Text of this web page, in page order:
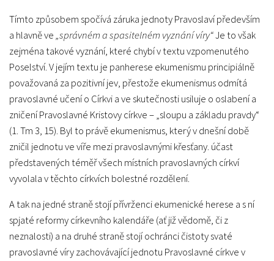
Tímto způsobem spočívá záruka jednoty Pravoslaví především
a hlavně ve„správném a spasitelném vyznání víry“Je to však
zejména takové vyznání, které chybí v textu vzpomenutého
Poselství. V jejím textu je panherese ekumenismu principiálně
považovaná za pozitivní jev, přestože ekumenismus odmítá
pravoslavné učení o Církvi a ve skutečnosti usiluje o oslabení a
zničení Pravoslavné Kristovy církve – „sloupu a základu pravdy“
(1. Tm 3, 15). Byl to právě ekumenismus, který v dnešní době
zničil jednotu ve víře mezi pravoslavnými křesťany. účast
představených téměř všech místních pravoslavných církví
vyvolala v těchto církvích bolestné rozdělení.
A tak na jedné straně stojí přívrženci ekumenické herese a s ní
spjaté reformy církevního kalendáře (ať již vědomě, či z
neznalosti) a na druhé straně stojí ochránci čistoty svaté
pravoslavné víry zachovávající jednotu Pravoslavné církve v